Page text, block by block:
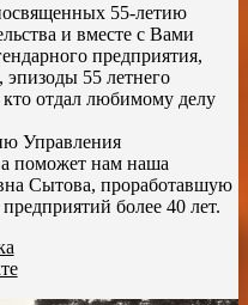
55-летию
и вместе с Вами
предприятия,
55 летнего
отдал любимому делу
Управления
поможет нам наша
Сытова, проработавшую
более 40 лет.